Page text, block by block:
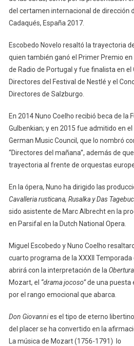
del certamen internacional de dirección
Cadaqués, España 2017.
Escobedo Novelo resaltó la trayectoria
quien también ganó el Primer Premio en
de Radio de Portugal y fue finalista en el
Directores del Festival de Nestlé y el
Directores de Salzburgo.
En 2014 Nuno Coelho recibió beca de la
Gulbenkian; y en 2015 fue admitido en
German Music Council, que lo nombró
“Directores del mañana”, además de
trayectoria al frente de orquestas
En la ópera, Nuno ha dirigido las
Cavalleria rusticana, Rusalka y Das
sido asistente de Marc Albrecht en la
en Parsifal en la Dutch National Opera.
Miguel Escobedo y Nuno Coelho
cuarto programa de la XXXII Temporada
abrirá con la interpretación de la
Mozart, el “drama jocoso”de una puesta
por el rango emocional que abarca.
Don Giovannies el tipo de eterno
del placer se ha convertido en la
La música de Mozart (1756-1791) lo